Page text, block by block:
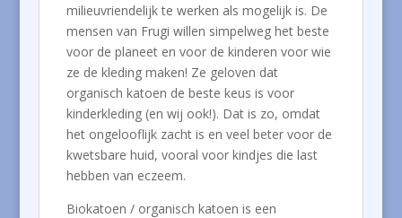
milieuvriendelijk te werken als mogelijk is. De
mensen van Frugi willen simpelweg het beste
voor de planeet en voor de kinderen voor wie
ze de kleding maken! Ze geloven dat
organisch katoen de beste keus is voor
kinderkleding (en wij ook!). Dat is zo, omdat
het ongelooflijk zacht is en veel beter voor de
kwetsbare huid, vooral voor kindjes die last
hebben van eczeem.
Biokatoen / organisch katoen is een